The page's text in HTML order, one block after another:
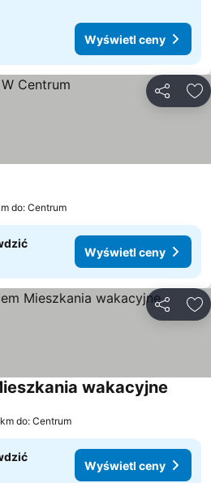
Wyświetl ceny
do: Centrum
Wyświetl ceny
wakacyjne
do: Centrum
Wyświetl ceny